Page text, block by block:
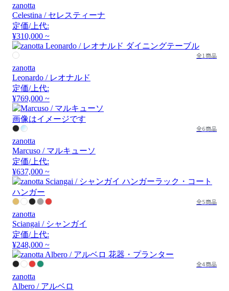
zanotta
Celestina / セレスティーナ
定価/上代:
¥310,000 ~
全1商品
zanotta
Leonardo / レオナルド
定価/上代:
¥769,000 ~
画像はイメージです
全6商品
zanotta
Marcuso / マルキューソ
定価/上代:
¥637,000 ~
全5商品
zanotta
Sciangai / シャンガイ
定価/上代:
¥248,000 ~
全4商品
zanotta
Albero / アルベロ